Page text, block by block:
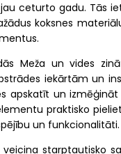
ceturto gadu. Tās
koksnes
Meža un vides
iekārtām un
apskatīt un
praktisko
un funkcionalitāti.
starptautisko